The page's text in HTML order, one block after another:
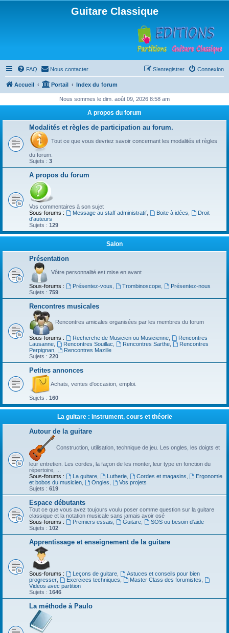
Guitare Classique
FAQ Nous contacter Connexion
S’enregistrer
Accueil Portail Index du forum
Nous sommes le dim. août 09, 2026 8:58 am
A propos du forum
Modalités et règles de participation au forum.
Tout ce que vous devriez savoir concernant les modalités et règles
du forum.
Sujets : 3
A propos du forum
Vos commentaires à son sujet
Sous-forums :
Message au staff administratif, Boite à idées
Droit
d'auteurs
Sujets : 129
Salon
Présentation
Vôtre personnalité est mise en avant
Sous-forums : Présentez-vous Trombinoscope,
Présentez-nous
Sujets : 759
Rencontres musicales
Rencontres amicales organisées par les membres du forum
Sous-forums : Recherche de Musicien ou Musicienne,
Rencontres
Lausanne
Rencontres Souillac Rencontres Sarthe,
Rencontres
Perpignan
Rencontres Mazille
Sujets : 220
Petites annonces
Achats, ventes d'occasion, emploi.
Sujets : 160
La guitare : instrument, cours et théorie
Autour de la guitare
Construction, utilisation, technique de jeu. Les ongles, les doigts et
leur entretien. Les cordes, la façon de les monter, leur type en fonction du
répertoire, ...
Sous-forums :
La guitare, Lutherie, Cordes et magasins
Ergonomie
et bobos du musicien
Ongles
Vos projets
Sujets : 619
Espace débutants
Tout ce que vous avez toujours voulu poser comme question sur la guitare
classique et la notation musicale sans jamais avoir osé
Sous-forums :
Premiers essais Guitare,
SOS ou besoin d'aide
Sujets : 102
Apprentissage et enseignement de la guitare
Sous-forums : Leçons de guitare,
Astuces et conseils pour bien
progresser
Exercices techniques Master Class des forumistes
Vidéos avec partition
Sujets : 1646
La méthode à Paulo